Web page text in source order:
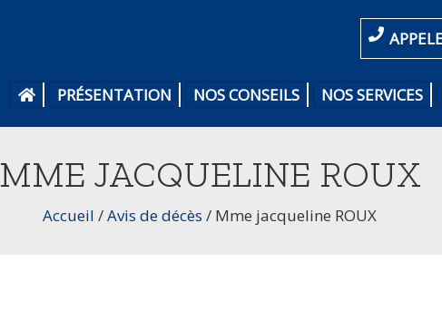
PRÉSENTATION NOS CONSEILS NOS SERVICES
MME JACQUELINE ROUX
Accueil /Avis de décès / Mme jacqueline ROUX